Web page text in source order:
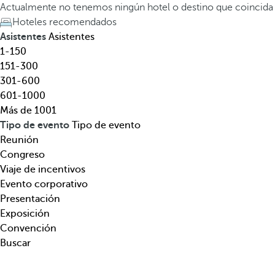
l
,
d
e
s
t
i
n
o
,
t
e
m
á
t
i
c
a
t
e
c
l
a
d
e
f
l
e
c
h
a
h
a
c
Actualmente no tenemos ningún hotel o destino que
Hoteles recomendados
Asistentes Asistentes
1-150
151-300
301-600
601-1000
Más de 1001
Tipo de evento Tipo de evento
Reunión
Congreso
Viaje de incentivos
Evento corporativo
Presentación
Exposición
Convención
Buscar